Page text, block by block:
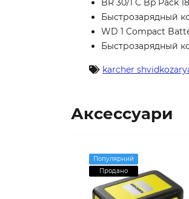
BR 30/1 C Bp Pack
Быстрозарядный
WD 1 Compact
Быстрозарядный
karcher
Аксессуари
Популярний
Продано